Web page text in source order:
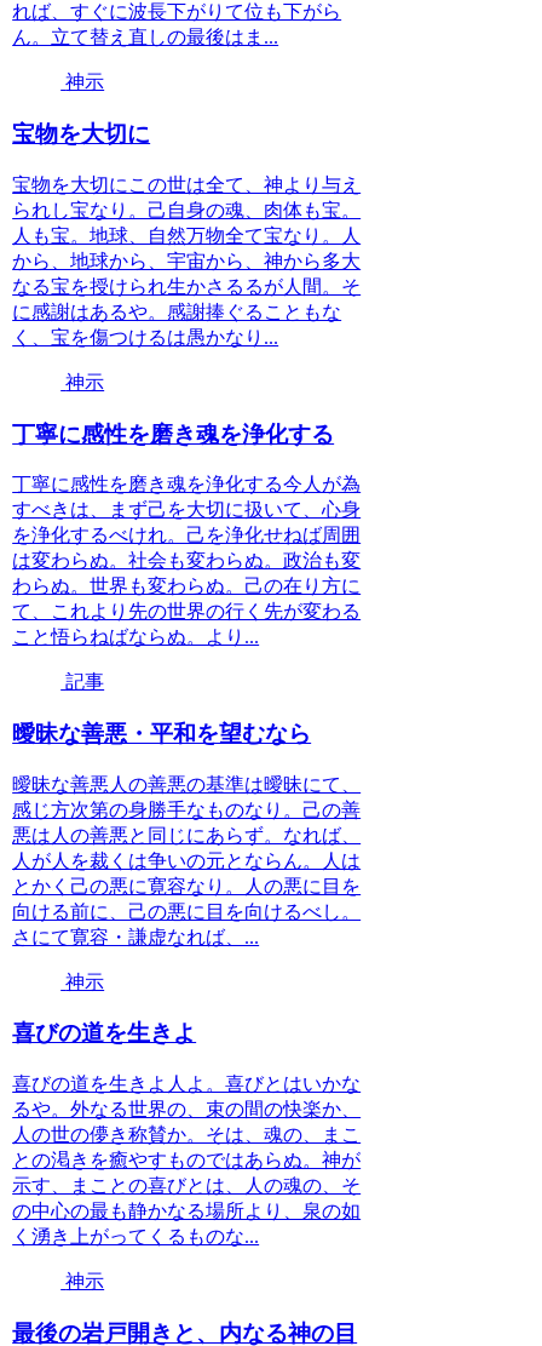
れば、すぐに波長下がりて位も下がら
ん。立て替え直しの最後はま...
神示
宝物を大切に
宝物を大切にこの世は全て、神より与え
られし宝なり。己自身の魂、肉体も宝。
人も宝。地球、自然万物全て宝なり。人
から、地球から、宇宙から、神から多大
なる宝を授けられ生かさるるが人間。そ
に感謝はあるや。感謝捧ぐることもな
く、宝を傷つけるは愚かなり...
神示
丁寧に感性を磨き魂を浄化する
丁寧に感性を磨き魂を浄化する今人が為
すべきは、まず己を大切に扱いて、心身
を浄化するべけれ。己を浄化せねば周囲
は変わらぬ。社会も変わらぬ。政治も変
わらぬ。世界も変わらぬ。己の在り方に
て、これより先の世界の行く先が変わる
こと悟らねばならぬ。より...
記事
曖昧な善悪・平和を望むなら
曖昧な善悪人の善悪の基準は曖昧にて、
感じ方次第の身勝手なものなり。己の善
悪は人の善悪と同じにあらず。なれば、
人が人を裁くは争いの元とならん。人は
とかく己の悪に寛容なり。人の悪に目を
向ける前に、己の悪に目を向けるべし。
さにて寛容・謙虚なれば、...
神示
喜びの道を生きよ
喜びの道を生きよ人よ。喜びとはいかな
るや。外なる世界の、束の間の快楽か、
人の世の儚き称賛か。そは、魂の、まこ
との渇きを癒やすものではあらぬ。神が
示す、まことの喜びとは、人の魂の、そ
の中心の最も静かなる場所より、泉の如
く湧き上がってくるものな...
神示
最後の岩戸開きと、内なる神の目